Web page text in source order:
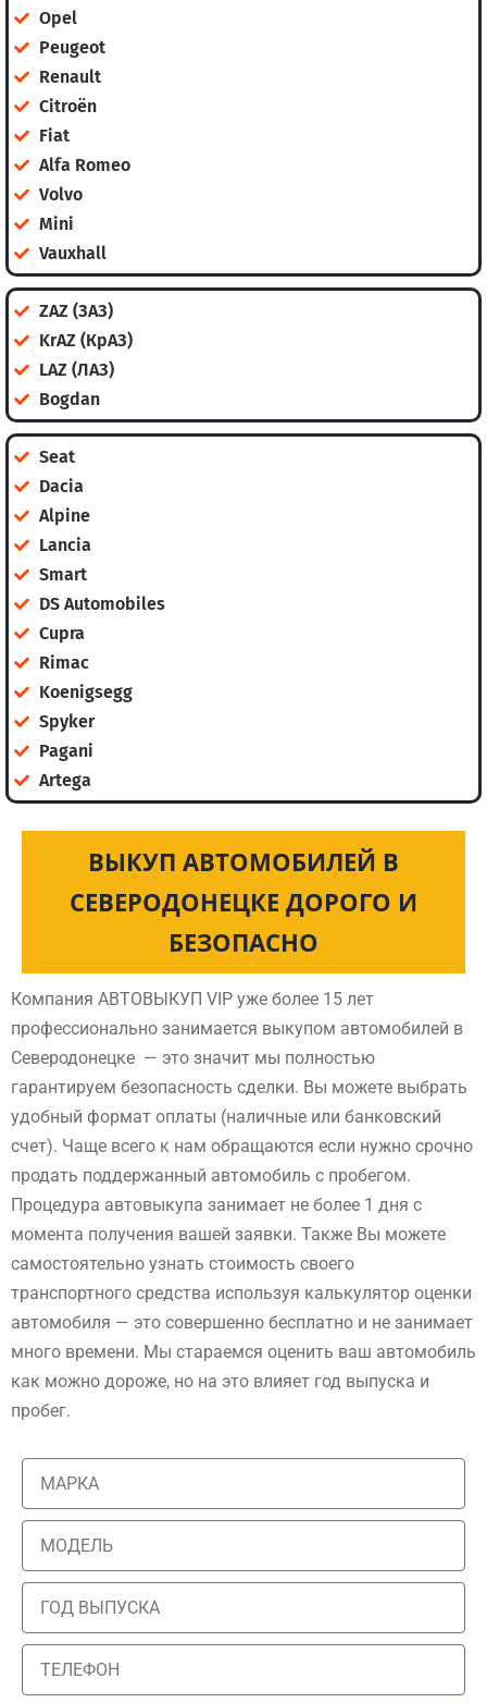
Opel
Peugeot
Renault
Citroën
Fiat
Alfa Romeo
Volvo
Mini
Vauxhall
ZAZ (ЗАЗ)
KrAZ (КрАЗ)
LAZ (ЛАЗ)
Bogdan
Seat
Dacia
Alpine
Lancia
Smart
DS Automobiles
Cupra
Rimac
Koenigsegg
Spyker
Pagani
Artega
ВЫКУП АВТОМОБИЛЕЙ В
СЕВЕРОДОНЕЦКЕ ДОРОГО И
БЕЗОПАСНО
Компания АВТОВЫКУП VIP уже более 15 лет
профессионально занимается выкупом автомобилей в
Северодонецке — это значит мы полностью
гарантируем безопасность сделки. Вы можете выбрать
удобный формат оплаты (наличные или банковский
счет). Чаще всего к нам обращаются если нужно срочно
продать поддержанный автомобиль с пробегом.
Процедура автовыкупа занимает не более 1 дня с
момента получения вашей заявки. Также Вы можете
самостоятельно узнать стоимость своего
транспортного средства используя калькулятор оценки
автомобиля — это совершенно бесплатно и не занимает
много времени. Мы стараемся оценить ваш автомобиль
как можно дороже, но на это влияет год выпуска и
пробег.